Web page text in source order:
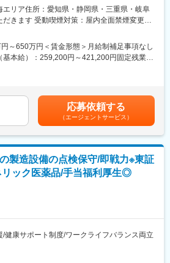
る自己資本比率が約90％。1～3％くらいが標
益率は30％超です。
く落ち着いて働ける環境：
手当有、社員食堂、育児の時短勤務制度有、
成など。
歯科院内での歯科治療機械の保守・点検・修
す。
見積提示、価格交渉
ますので、ご自身で運転をして歯科クリニッ
ム内でバランスよく分担しており、無理なく
えています。
性を兼ね備えた歯科用機器を取り扱います。
評価されている製品群です。
ja-jp
＞
自動車整備士、エレベーター／自動ドアの
機のメンテナンス、建築設備（ICカード）、
次受付を担当するため、お客様からの直接の
エリア住所：愛知県・静岡県・三重県・岐阜
だきます 受動喫煙対策：屋内全面禁煙変更の
～650万円＜賃金形態＞月給制補足事項なし
基本給）：259,200円～421,200円固定残業手
能力・スキルに応じ、選考の過程を通じて決
は、インセンティブ賞与を含んだ想定金額で
円～（月20時間残業相当）を含みま
も目安の金額であり、選考を通じて上下する
月給(月額)は固定手当を含めた表記です。
応募依頼する
（エージェントサービス）
製造設備の点検保守/即戦力※東証
リック医薬品/手当福利厚生◎
康サポート制度/ワークライフバランス両立